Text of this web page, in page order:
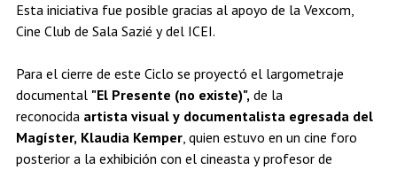
Esta iniciativa fue posible gracias al apoyo de la Vexcom,
Cine Club de Sala Sazié y del ICEI.
Para el cierre de este Ciclo se proyectó el largometraje
documental "El Presente (no existe)",de la
reconocida artista visual y documentalista egresada del
Magíster, Klaudia Kemper, quien estuvo en un cine foro
posterior a la exhibición con el cineasta y profesor de